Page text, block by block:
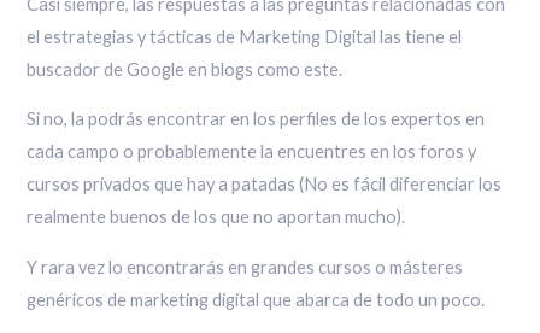
el estrategias y tácticas de Marketing Digital las tiene el
buscador de Google en blogs como este.
Si no, la podrás encontrar en los perfiles de los expertos en
cada campo o probablemente la encuentres en los foros y
cursos privados que hay a patadas (No es fácil diferenciar los
realmente buenos de los que no aportan mucho).
Y rara vez lo encontrarás en grandes cursos o másteres
genéricos de marketing digital que abarca de todo un poco.